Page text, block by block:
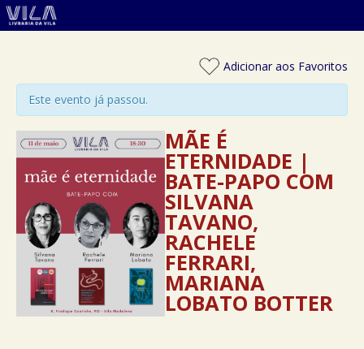
Adicionar aos Favoritos
Este evento já passou.
MÃE É
ETERNIDADE |
BATE-PAPO COM
SILVANA
TAVANO,
RACHELE
FERRARI,
MARIANA
LOBATO BOTTER